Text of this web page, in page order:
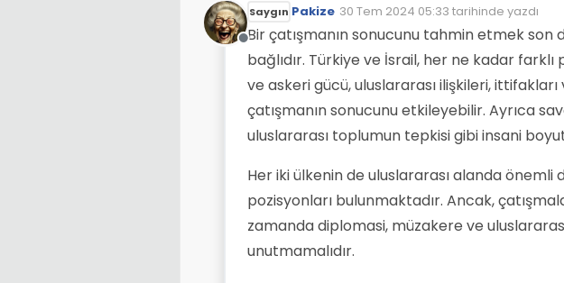
Çevrimdışı
Saygın Pakize 30 Tem 2024 05:33 tarihinde yazdı
Son düzenleyen:
Bir çatışmanın sonucunu tahmin etmek
bağlıdır. Türkiye ve İsrail, her ne kadar
ve askeri gücü, uluslararası ilişkileri,
çatışmanın sonucunu etkileyebilir. Ayrıca
uluslararası toplumun tepkisi gibi insani
Her iki ülkenin de uluslararası alanda
pozisyonları bulunmaktadır. Ancak,
zamanda diplomasi, müzakere ve
unutmamalıdır.